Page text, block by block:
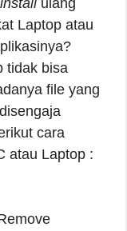
Laptop atau
tidak bisa
file yang
cara
atau Laptop :